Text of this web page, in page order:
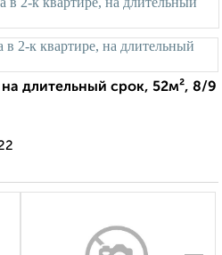
длительный срок, 52м², 8/9